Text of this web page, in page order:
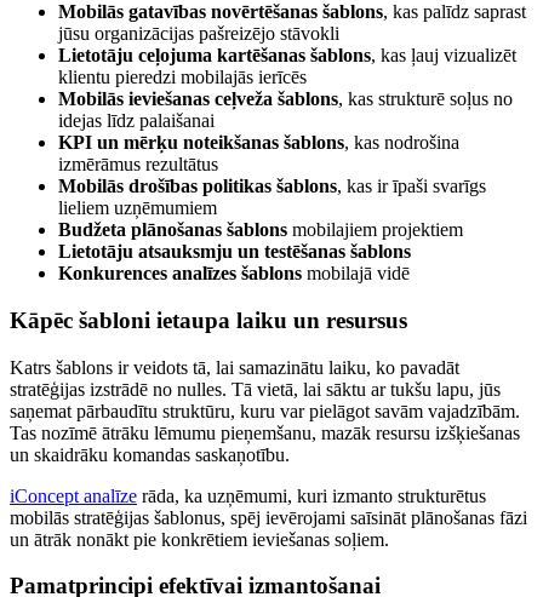
Mobilās gatavības novērtēšanas šablons, kas palīdz saprast
jūsu organizācijas pašreizējo stāvokli
Lietotāju ceļojuma kartēšanas šablons, kas ļauj vizualizēt
klientu pieredzi mobilajās ierīcēs
Mobilās ieviešanas ceļveža šablons, kas strukturē soļus no
idejas līdz palaišanai
KPI un mērķu noteikšanas šablons, kas nodrošina
izmērāmus rezultātus
Mobilās drošības politikas šablons, kas ir īpaši svarīgs
lieliem uzņēmumiem
Budžeta plānošanas šablons mobilajiem projektiem
Lietotāju atsauksmju un testēšanas šablons
Konkurences analīzes šablons mobilajā vidē
Kāpēc šabloni ietaupa laiku un resursus
Katrs šablons ir veidots tā, lai samazinātu laiku, ko pavadāt
stratēģijas izstrādē no nulles. Tā vietā, lai sāktu ar tukšu lapu, jūs
saņemat pārbaudītu struktūru, kuru var pielāgot savām vajadzībām.
Tas nozīmē ātrāku lēmumu pieņemšanu, mazāk resursu izšķiešanas
un skaidrāku komandas saskaņotību.
iConcept analīze rāda, ka uzņēmumi, kuri izmanto strukturētus
mobilās stratēģijas šablonus, spēj ievērojami saīsināt plānošanas fāzi
un ātrāk nonākt pie konkrētiem ieviešanas soļiem.
Pamatprincipi efektīvai izmantošanai